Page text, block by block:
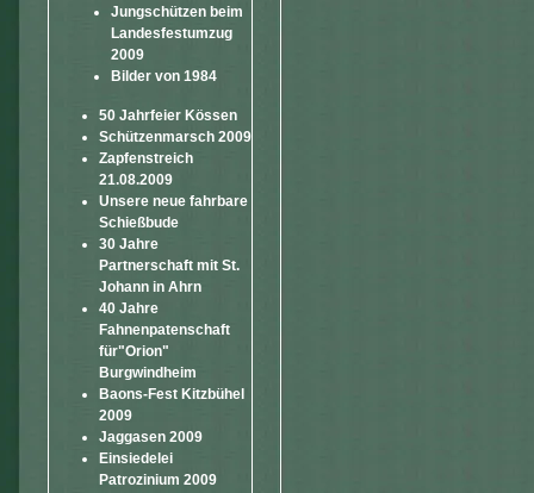
Jungschützen beim
Landesfestumzug
2009
Bilder von 1984
50 Jahrfeier Kössen
Schützenmarsch 2009
Zapfenstreich
21.08.2009
Unsere neue fahrbare
Schießbude
30 Jahre
Partnerschaft mit St.
Johann in Ahrn
40 Jahre
Fahnenpatenschaft
für"Orion"
Burgwindheim
Baons-Fest Kitzbühel
2009
Jaggasen 2009
Einsiedelei
Patrozinium 2009